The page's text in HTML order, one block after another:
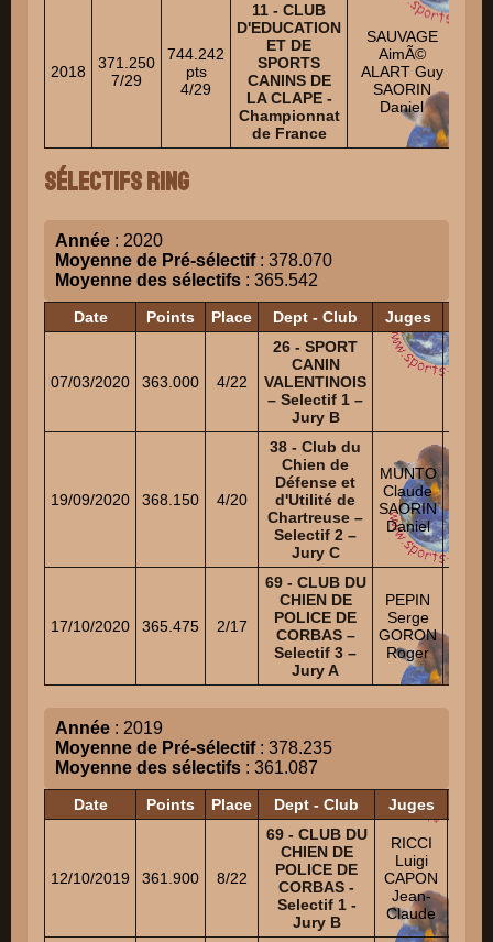
2018
371.250
7/29
744.242
pts
4/29
11 - CLUB
D'EDUCATION
ET DE
SPORTS
CANINS DE
LA CLAPE -
Championnat
de France
SAUVAGE
AimÃ©
ALART Guy
SAORIN
Daniel
Sélectifs Ring
Année : 2020
Moyenne de Pré-sélectif: 378.070
Moyenne des sélectifs : 365.542
Date Points Place Dept - Club Juges
07/03/2020 363.000 4/22
26 - SPORT
CANIN
VALENTINOIS
– Selectif 1 –
Jury B
19/09/2020 368.150 4/20
38 - Club du
Chien de
Défense et
d'Utilité de
Chartreuse –
Selectif 2 –
Jury C
MUNTO
Claude
SAORIN
Daniel
17/10/2020 365.475 2/17
69 - CLUB DU
CHIEN DE
POLICE DE
CORBAS –
Selectif 3 –
Jury A
PEPIN
Serge
GORON
Roger
Année : 2019
Moyenne de Pré-sélectif: 378.235
Moyenne des sélectifs : 361.087
Date Points Place Dept - Club Juges
12/10/2019 361.900 8/22
69 - CLUB DU
CHIEN DE
POLICE DE
CORBAS -
Selectif 1 -
Jury B
RICCI
Luigi
CAPON
Jean-
Claude